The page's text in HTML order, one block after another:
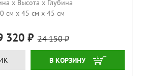
x Высота x Глубина
см x 45 см x 45 см
320 24 150
КУПИТЬ